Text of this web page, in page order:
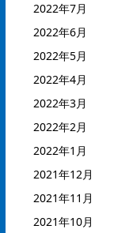
2022年7月
2022年6月
2022年5月
2022年4月
2022年3月
2022年2月
2022年1月
2021年12月
2021年11月
2021年10月